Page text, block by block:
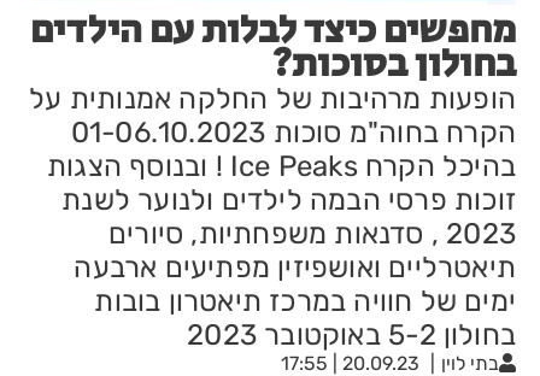
מחפשים כיצד לבלות עם הילדים
בחולון בסוכות?
הופעות מרהיבות של החלקה אמנותית על
הקרח בחוה"מ סוכות 01-06.10.2023
בהיכל הקרח Ice Peaks ! ובנוסף הצגות
זוכות פרסי הבמה לילדים ולנוער לשנת
2023 , סדנאות משפחתיות, סיורים
תיאטרליים ואושפיזין מפתיעים ארבעה
ימים של חוויה במרכז תיאטרון בובות
בחולון 5-2 באוקטובר 2023
בתי לוין 20.09.23 | 17:55